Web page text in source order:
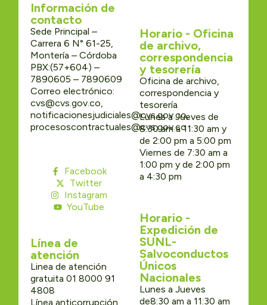
Información de
contacto
Sede Principal –
Carrera 6 N° 61-25,
Montería – Córdoba
PBX:(57+604) –
7890605 – 7890609
Correo electrónico:
cvs@cvs.gov.co,
notificacionesjudiciales@cvs.gov.co,
procesoscontractuales@cvs.gov.co
Facebook
Twitter
Instagram
YouTube
Línea de
atención
Linea de atención
gratuita 01 8000 91
4808
Línea anticorrupción
Horario - Oficina
de archivo,
correspondencia
y tesorería
Oficina de archivo,
correspondencia y
tesorería
Lunes a Jueves de
8:30 am a 11:30 am y
de 2:00 pm a 5:00 pm
Viernes de 7:30 am a
1:00 pm y de 2:00 pm
a 4:30 pm
Horario -
Expedición de
SUNL-
Salvoconductos
Únicos
Nacionales
Lunes a Jueves
de8:30 am a 11:30 am